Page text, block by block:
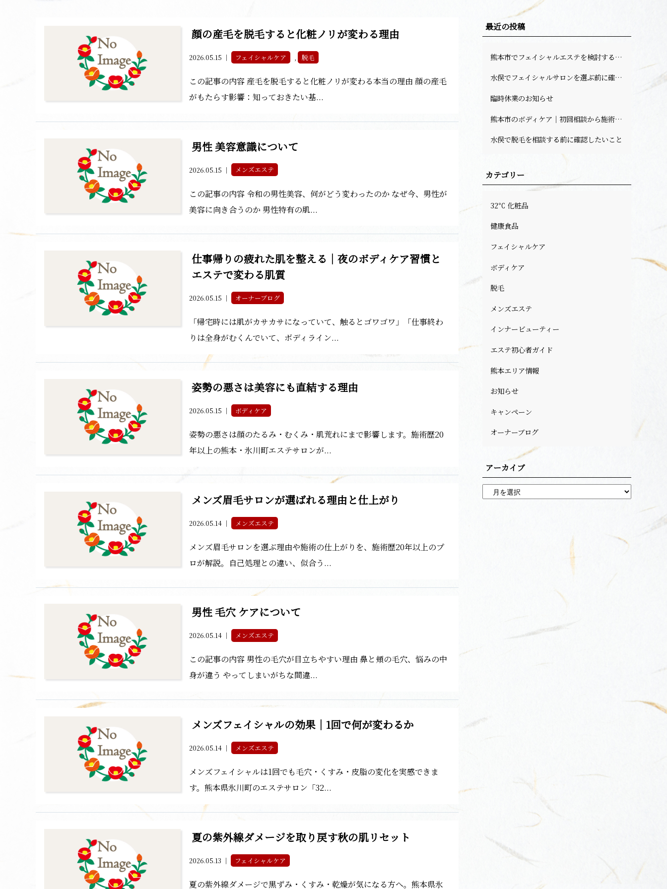
顔の産毛を脱毛すると化粧ノリが変わる理由
2026.05.15 ｜ フェイシャルケア , 脱毛
この記事の内容 産毛を脱毛すると化粧ノリが変わる本当の理由 顔の産毛
がもたらす影響：知っておきたい基...
男性 美容意識について
2026.05.15 ｜ メンズエステ
この記事の内容 令和の男性美容、何がどう変わったのか なぜ今、男性が
美容に向き合うのか 男性特有の肌...
仕事帰りの疲れた肌を整える｜夜のボディケア習慣と
エステで変わる肌質
2026.05.15 ｜ オーナーブログ
「帰宅時には肌がカサカサになっていて、触るとゴワゴワ」「仕事終わ
りは全身がむくんでいて、ボディライン...
姿勢の悪さは美容にも直結する理由
2026.05.15 ｜ ボディケア
姿勢の悪さは顔のたるみ・むくみ・肌荒れにまで影響します。施術歴20
年以上の熊本・氷川町エステサロンが...
メンズ眉毛サロンが選ばれる理由と仕上がり
2026.05.14 ｜ メンズエステ
メンズ眉毛サロンを選ぶ理由や施術の仕上がりを、施術歴20年以上のプ
ロが解説。自己処理との違い、似合う...
男性 毛穴 ケアについて
2026.05.14 ｜ メンズエステ
この記事の内容 男性の毛穴が目立ちやすい理由 鼻と頬の毛穴、悩みの中
身が違う やってしまいがちな間違...
メンズフェイシャルの効果｜1回で何が変わるか
2026.05.14 ｜ メンズエステ
メンズフェイシャルは1回でも毛穴・くすみ・皮脂の変化を実感できま
す。熊本県氷川町のエステサロン「32...
夏の紫外線ダメージを取り戻す秋の肌リセット
2026.05.13 ｜ フェイシャルケア
夏の紫外線ダメージで黒ずみ・くすみ・乾燥が気になる方へ。熊本県氷
最近の投稿
熊本市でフェイシャルエステを検討する方へ｜料金・回数の目安と相談前の確認ポイント
水俣でフェイシャルサロンを選ぶ前に確認したい肌悩みと予約前のポイント
臨時休業のお知らせ
熊本市のボディケア｜初回相談から施術までの流れ
水俣で脱毛を相談する前に確認したいこと
カテゴリー
32℃ 化粧品
健康食品
フェイシャルケア
ボディケア
脱毛
メンズエステ
インナービューティー
エステ初心者ガイド
熊本エリア情報
お知らせ
キャンペーン
オーナーブログ
アーカイブ